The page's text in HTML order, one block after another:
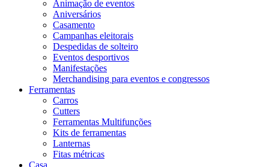
Animação de eventos
Aniversários
Casamento
Campanhas eleitorais
Despedidas de solteiro
Eventos desportivos
Manifestações
Merchandising para eventos e congressos
Ferramentas
Carros
Cutters
Ferramentas Multifunções
Kits de ferramentas
Lanternas
Fitas métricas
Casa